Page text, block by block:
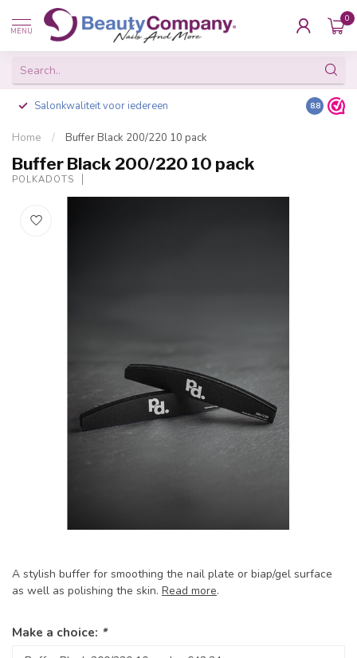
MENU
0
Salonkwaliteit voor iedereen Gratis
8.8
Home / Buffer Black 200/220 10 pack
Buffer Black 200/220 10 pack
POLKADOTS
A stylish buffer for smoothing the nail plate or biap/gel surface
as well as polishing the skin. Read more.
Make a choice: *